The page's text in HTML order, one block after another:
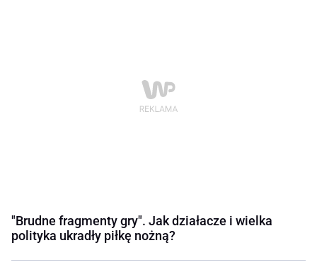
"Brudne fragmenty gry". Jak działacze i wielka
polityka ukradły piłkę nożną?